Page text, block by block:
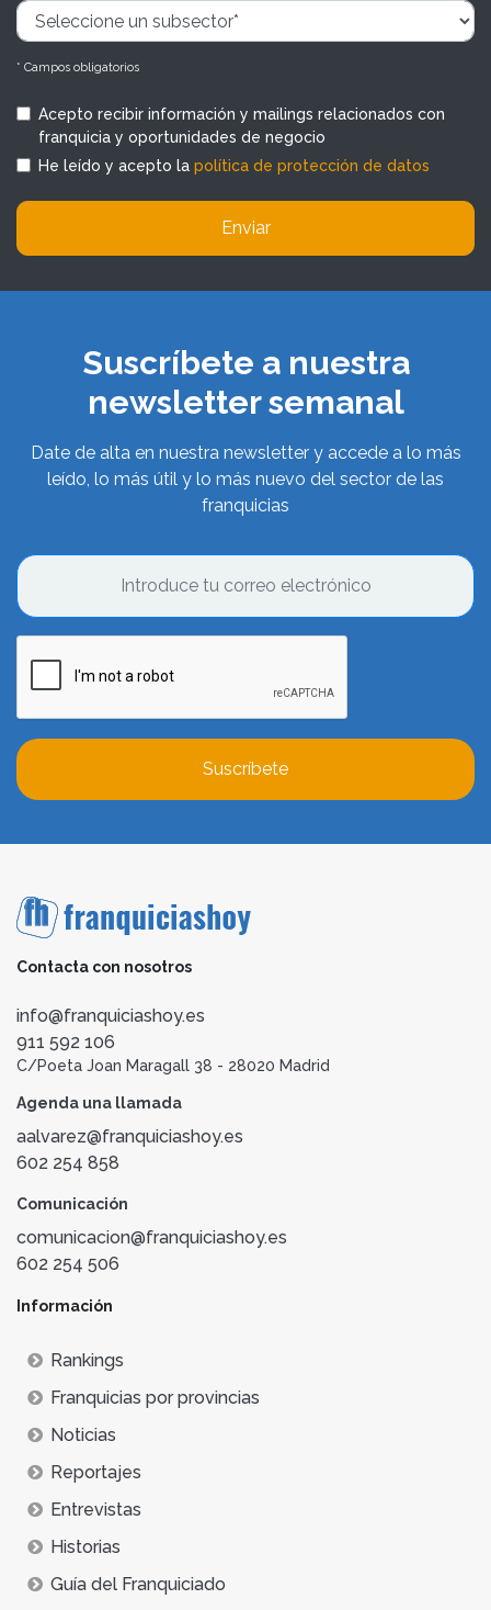
* Campos obligatorios
Acepto recibir información y mailings relacionados con
franquicia y oportunidades de negocio
He leído y acepto la política de protección de datos
Enviar
Suscríbete a nuestra
newsletter semanal
Date de alta en nuestra newsletter y accede a lo más
leído, lo más útil y lo más nuevo del sector de las
franquicias
Suscríbete
Contacta con nosotros
info@franquiciashoy.es
911 592 106
C/Poeta Joan Maragall 38 - 28020 Madrid
Agenda una llamada
aalvarez@franquiciashoy.es
602 254 858
Comunicación
comunicacion@franquiciashoy.es
602 254 506
Información
Rankings
Franquicias por provincias
Noticias
Reportajes
Entrevistas
Historias
Guía del Franquiciado